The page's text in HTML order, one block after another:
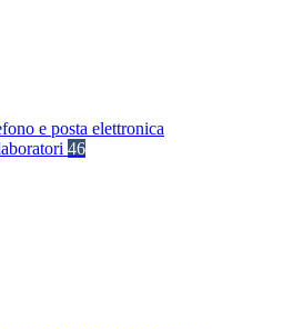
e posta elettronica
46